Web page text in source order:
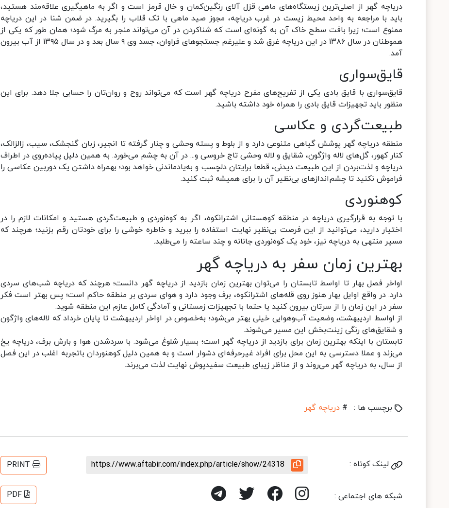
دریاچه گهر از اصلی‌ترین زیستگاه‌های ماهی قزل آلای رنگین‌کمان و خال قرمز است و اگر به ماهیگیری علاقه‌مند هستید،
باید با مراجعه به واحد محیط زیست در غرب دریاچه، مجوز صید ماهی با تک قلاب را بگیرید. در ضمن شنا در این دریاچه
ممنوع است؛ زیرا بافت سطح خاک آن به گونه‌ای است که شناکردن در آن می‌تواند منجر به مرگ شود؛ همان طور که یکی از
هموطنان در سال ۱۳۸۶ در این دریاچه غرق شد و علیرغم جستجوهای فراوان، جسد وی ۹ سال بعد و در سال ۱۳۹۵ از آب بیرون
آمد.
قایق‌سواری
قایق‌سواری با قایق بادی یکی از تفریح‌های مفرح دریاچه گهر است که می‌تواند روح و روان‌تان را حسابی جلا دهد. برای این
منظور باید تجهیزات قایق‌ بادی را همراه خود داشته باشید.
طبیعت‌گردی و عکاسی
منطقه دریاچه گهر پوشش گیاهی متنوعی دارد و از بلوط و پسته وحشی و چنار گرفته تا انجیر، زبان گنجشک، سیب، زالزالک،
کنار کهور، گل‌های لاله واژگون، شقایق و لاله وحشی تاج خروسی و... در آن به چشم می‌خورد. به همین دلیل پیاده‌روی در اطراف
دریاچه و لذت‌بردن از این طبیعت دیدنی، قطعا برایتان دلچسب و به‌یادماندنی خواهد بود؛ بهمراه داشتن یک دوربین عکاسی را
فراموش نکنید تا چشم‌اندازهای بی‌نظیر آن را برای همیشه ثبت کنید.
کوهنوردی
با توجه به قرارگیری دریاچه در منطقه کوهستانی اشترانکوه، اگر به کوه‌نوردی و طبیعت‌گردی هستید و امکانات لازم را در
اختیار دارید، می‌توانید از این فرصت بی‌نظیر نهایت استفاده را ببرید و خاطره خوشی را برای خودتان رقم بزنید؛ هرچند که
مسیر منتهی به دریاچه نیز، خود یک کوه‌نوردی جانانه و چند ساعته را می‌طلبد.
بهترین زمان سفر به دریاچه گهر
اواخر فصل بهار تا اواسط تابستان را می‌توان بهترین زمان بازدید از دریاچه گهر دانست؛ هرچند که دریاچه‌ شب‌های سردی
دارد. در واقع اوایل بهار هنوز روی قله‌های اشترانکوه، برف وجود دارد و هوای سردی بر منطقه حاکم است؛ پس بهتر است فکر
سفر در این زمان را از سرتان بیرون کنید یا حتما با تجهیزات زمستانی و آمادگی کامل عازم این منطقه شوید.
از اواسط اردیبهشت، وضعیت آب‌وهوایی خیلی بهتر می‌شود؛ به‌خصوص در اواخر اردیبهشت تا پایان خرداد که لاله‌های واژگون
و شقایق‌های رنگی زینت‌بخش این مسیر می‌شوند.
تابستان با اینکه بهترین زمان برای بازدید از دریاچه گهر است؛ بسیار شلوغ می‌شود. با سردشدن هوا و بارش برف، دریاچه یخ
می‌زند و عملا دسترسی به این محل برای افراد غیرحرفه‌ای دشوار است و به همین دلیل کوهنوردان باتجربه اغلب در این فصل
از سال، به دریاچه گهر می‌روند و از مناظر زیبای طبیعت سفیدپوش نهایت لذت می‌برند.
برچسب ها : # دریاچه گهر
لینک کوتاه : https://www.aftabir.com/index.php/article/show/24318
PRINT
شبکه های اجتماعی : PDF